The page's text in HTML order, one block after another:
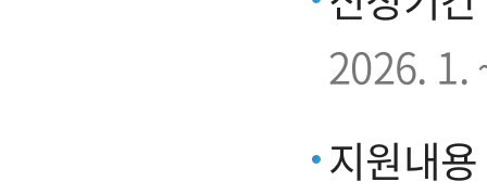
2026. 1.
지원내용